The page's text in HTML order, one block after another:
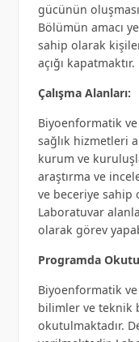
gücünün
Bölümün amacı
sahip olarak
açığı kapatmaktır.
Çalışma Alanları:
Biyoenformatik
sağlık hizmetleri
kurum ve
araştırma ve
ve beceriye sahip
Laboratuvar
olarak görev
Programda
Biyoenformatik
bilimler ve teknik
okutulmaktadır.